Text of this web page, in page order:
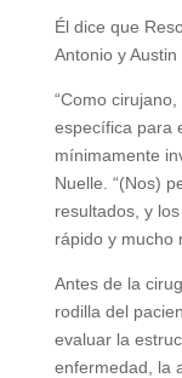
Él dice que
Antonio y
“Como
específica para
mínimamente
Nuelle. “(Nos)
resultados, y
rápido y mucho
Antes de la
rodilla del
evaluar la
enfermedad, la